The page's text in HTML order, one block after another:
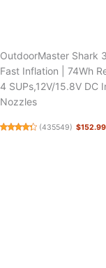
OutdoorMaster Shark
Fast Inflation | 74Wh
4 SUPs,12V/15.8V
Nozzles
(435549) $152.99